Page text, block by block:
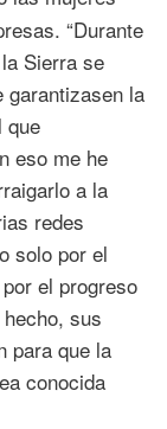
“Durante
Sierra se
garantizasen la
que
eso me he
a la
redes
solo por el
el progreso
sus
para que la
conocida